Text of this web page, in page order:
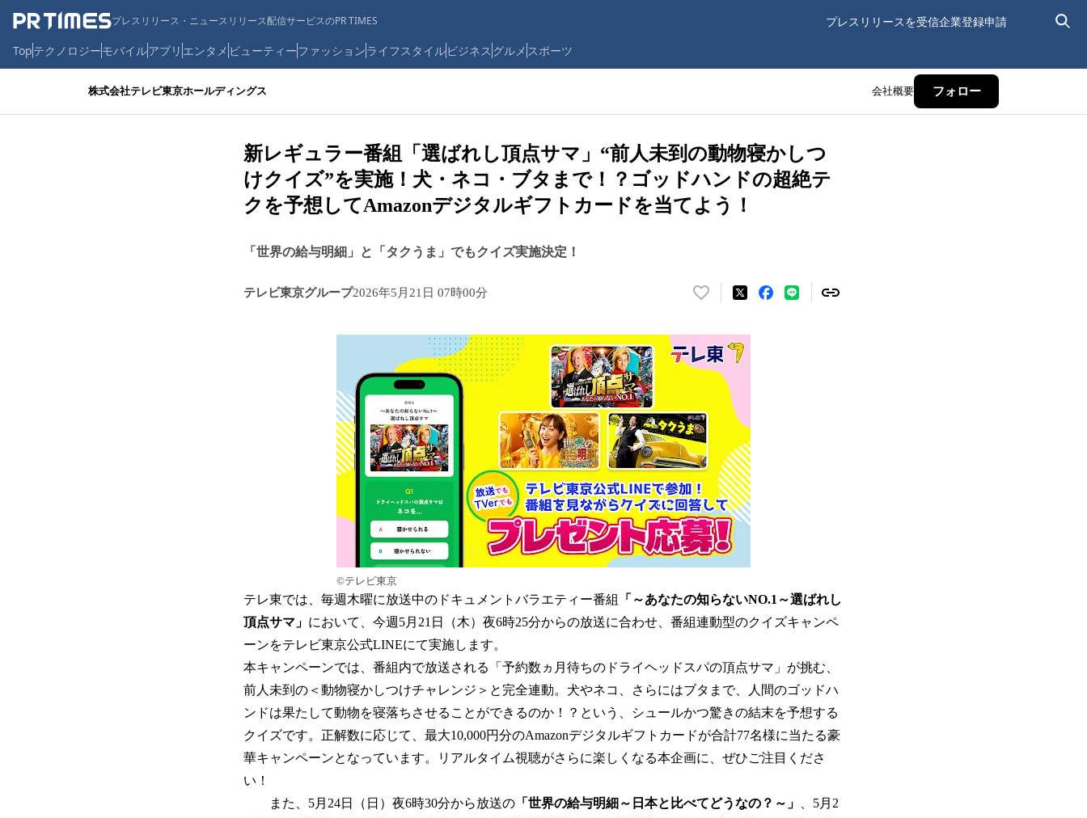
プレスリリース・ニュースリリース配信サービスのPR TIMES プレスリリースを受信企業登録申請
Topテクノロジーモバイルアプリ エンタメ ビューティーファッションライフスタイルビジネス グルメ スポーツ
株式会社テレビ東京ホールディングス 会社概要 フォロー
新レギュラー番組「選ばれし頂点サマ」“前人未到の動物寝かしつ
けクイズ”を実施！犬・ネコ・ブタまで！？ゴッドハンドの超絶テ
クを予想してAmazonデジタルギフトカードを当てよう！
「世界の給与明細」と「タクうま」でもクイズ実施決定！
テレビ東京グループ2026年5月21日 07時00分
い
ね
！
数
み
込
み
中
で
す
©テレビ東京
テレ東では、毎週木曜に放送中のドキュメントバラエティー番組
「～あなたの知らないNO.1～選ばれし
頂点サマ」 において、今週5月21日（木）夜6時25分からの放送に合わせ、番組連動型のクイズキャンペ
ーンをテレビ東京公式LINEにて実施します。
本キャンペーンでは、番組内で放送される「予約数ヵ月待ちのドライヘッドスパの頂点サマ」が挑む、
前人未到の＜動物寝かしつけチャレンジ＞と完全連動。犬やネコ、さらにはブタまで、人間のゴッドハ
ンドは果たして動物を寝落ちさせることができるのか！？という、シュールかつ驚きの結末を予想する
クイズです。正解数に応じて、最大10,000円分のAmazonデジタルギフトカードが合計77名様に当たる豪
華キャンペーンとなっています。リアルタイム視聴がさらに楽しくなる本企画に、ぜひご注目くださ
い！
また、5月24日（日）夜6時30分から放送の 「世界の給与明細～日本と比べてどうなの？～」
、5月2